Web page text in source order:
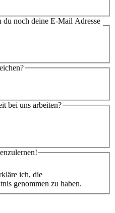
du noch deine E-Mail Adresse
bei uns arbeiten?
ich, die
genommen zu haben.